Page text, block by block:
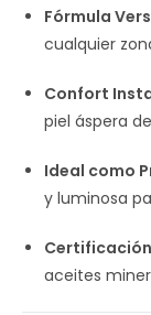
Fórmula
cualquier
Confort
piel áspera
Ideal como
y luminosa
Certificación
aceites